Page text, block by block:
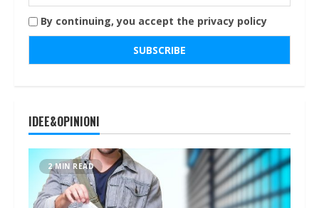
By continuing, you accept the privacy policy
IDEE&OPINIONI
2 MIN READ